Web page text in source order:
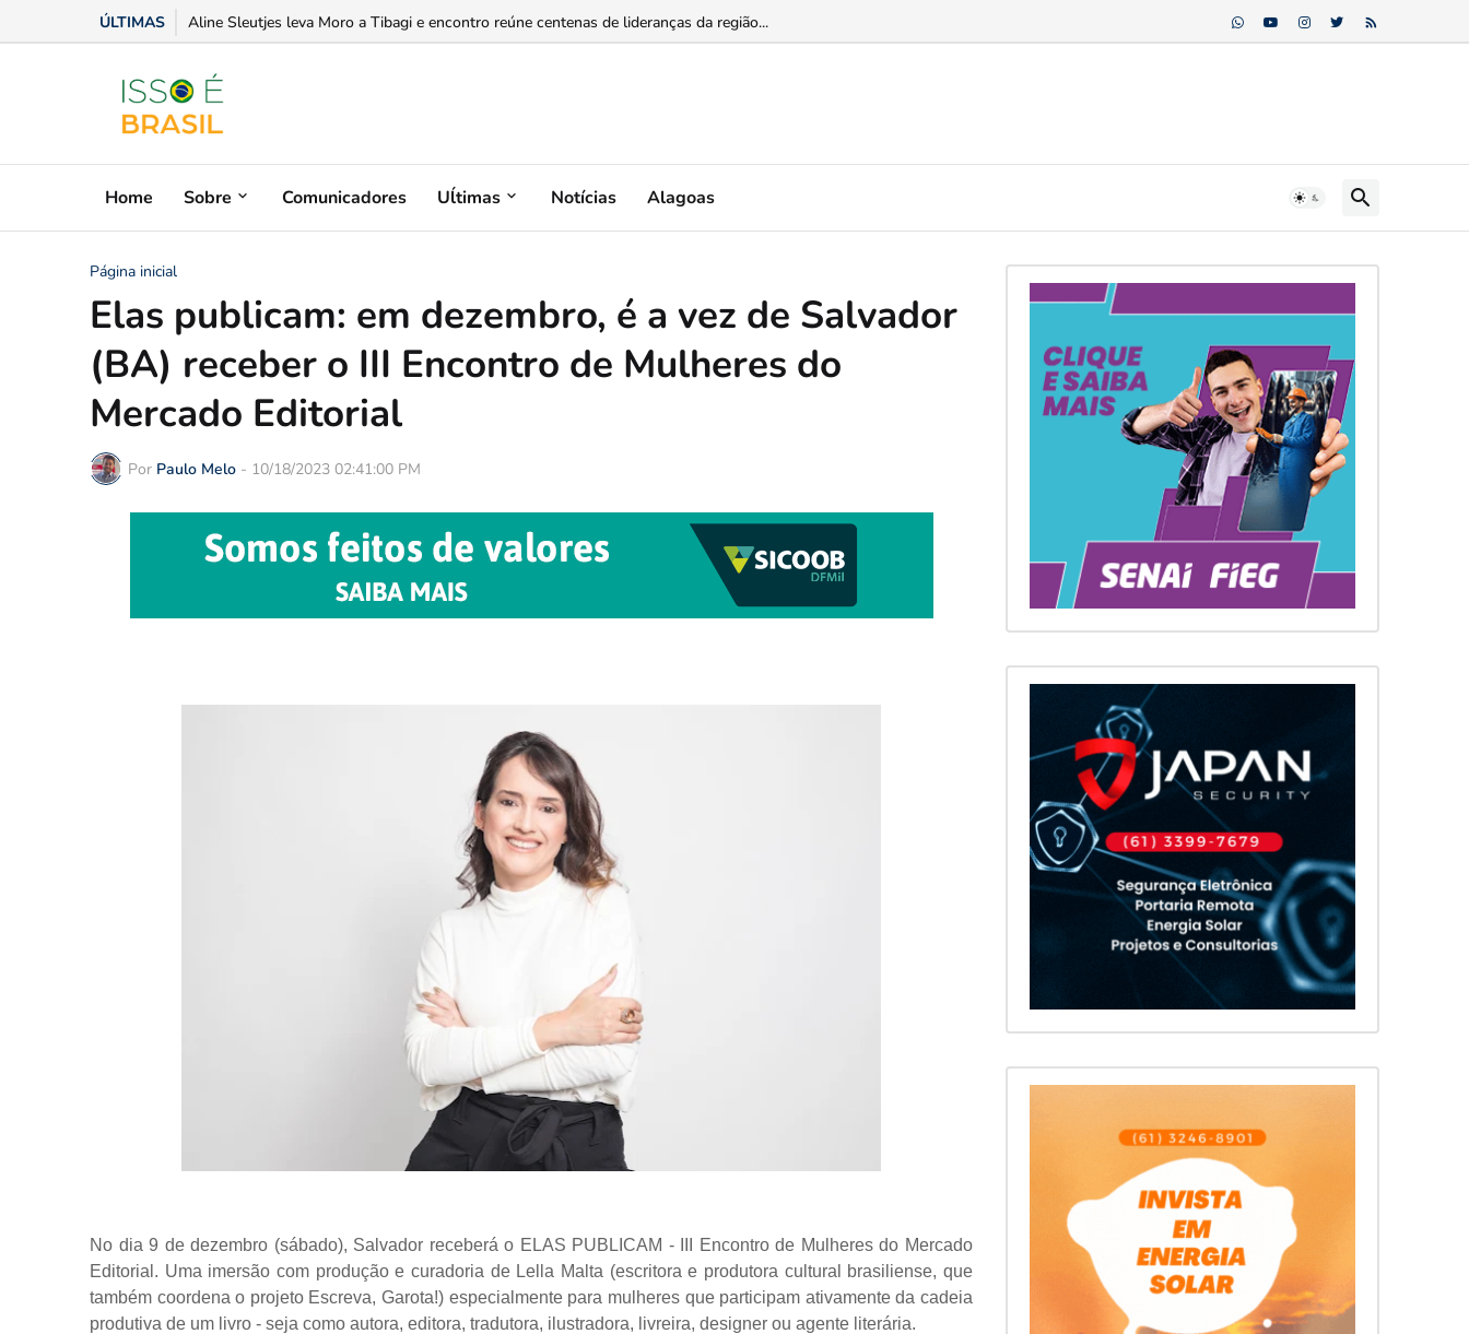
ÚLTIMAS Aline Sleutjes leva Moro a Tibagi e encontro reúne centenas de lideranças da região...
Home Sobre Comunicadores Uĺtimas Notícias Alagoas
Página inicial
Elas publicam: em dezembro, é a vez de Salvador
(BA) receber o III Encontro de Mulheres do
Mercado Editorial
Por Paulo Melo - 10/18/2023 02:41:00 PM
No dia 9 de dezembro (sábado), Salvador receberá o ELAS PUBLICAM - III Encontro de Mulheres do Mercado
Editorial. Uma imersão com produção e curadoria de Lella Malta (escritora e produtora cultural brasiliense, que
também coordena o projeto Escreva, Garota!) especialmente para mulheres que participam ativamente da cadeia
produtiva de um livro - seja como autora, editora, tradutora, ilustradora, livreira, designer ou agente literária.